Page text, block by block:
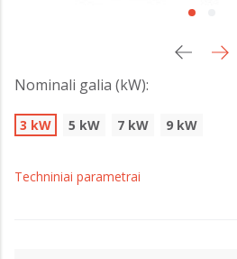
Nominali galia (kW):
3 kW 5 kW 7 kW 9 kW
Techniniai parametrai